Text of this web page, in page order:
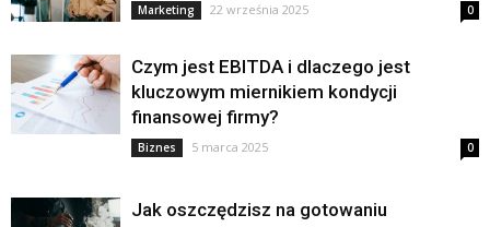
Marketing 22 września 2025 0
Czym jest EBITDA i dlaczego jest
kluczowym miernikiem kondycji
finansowej firmy?
Biznes 5 marca 2025 0
Jak oszczędzisz na gotowaniu